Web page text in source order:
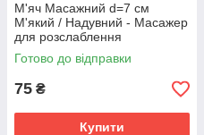
М'яч Масажний d=7 см
М'який / Надувний - Масажер
для розслаблення
Готово до відправки
75 ₴
Купити